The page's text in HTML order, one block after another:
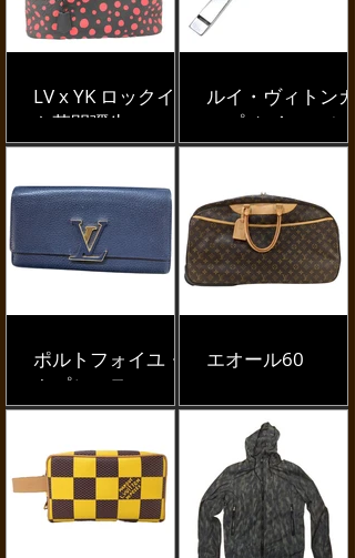
LV x YK ロックイッ
ト草間彌生
ルイ・ヴィトンカ
ップ ホイッスル
ポルトフォイユ・
カプシーヌ
エオール60